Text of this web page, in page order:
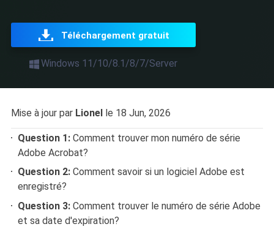
Téléchargement gratuit
Windows 11/10/8.1/8/7/Server
Mise à jour par Lionelle 18 Jun, 2026
Question 1: Comment trouver mon numéro de série
Adobe Acrobat?
Question 2: Comment savoir si un logiciel Adobe est
enregistré?
Question 3: Comment trouver le numéro de série Adobe
et sa date d'expiration?